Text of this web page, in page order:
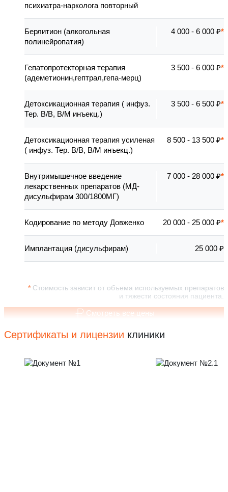
Стоимость зависит от объема используемых препаратов
и тяжести состояния пациента.
психиатра-нарколога повторный
Берлитион (алкогольная
полинейропатия)
4 000 - 6 000 ₽
Гепатопротекторная терапия
(адеметионин,гептрал,гепа-мерц)
3 500 - 6 000 ₽
Детоксикационная терапия ( инфуз.
Тер. В/В, В/М инъекц.)
3 500 - 6 500 ₽
Детоксикационная терапия усиленая
( инфуз. Тер. В/В, В/М инъекц.)
8 500 - 13 500 ₽
Внутримышечное введение
лекарственных препаратов (МД-
дисульфирам 300/1800МГ)
7 000 - 28 000 ₽
Кодирование по методу Довженко 20 000 - 25 000 ₽
Имплантация (дисульфирам) 25 000 ₽
Смотреть все цены
Сертификаты и лицензии клиники